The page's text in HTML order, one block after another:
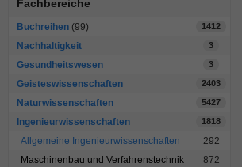
Fachbereiche
Buchreihen (99) 1412
Nachhaltigkeit 3
Gesundheitswesen 3
Geisteswissenschaften 2403
Naturwissenschaften 5427
Ingenieurwissenschaften 1818
Allgemeine Ingenieurwissenschaften
292
Maschinenbau und Verfahrenstechnik
872